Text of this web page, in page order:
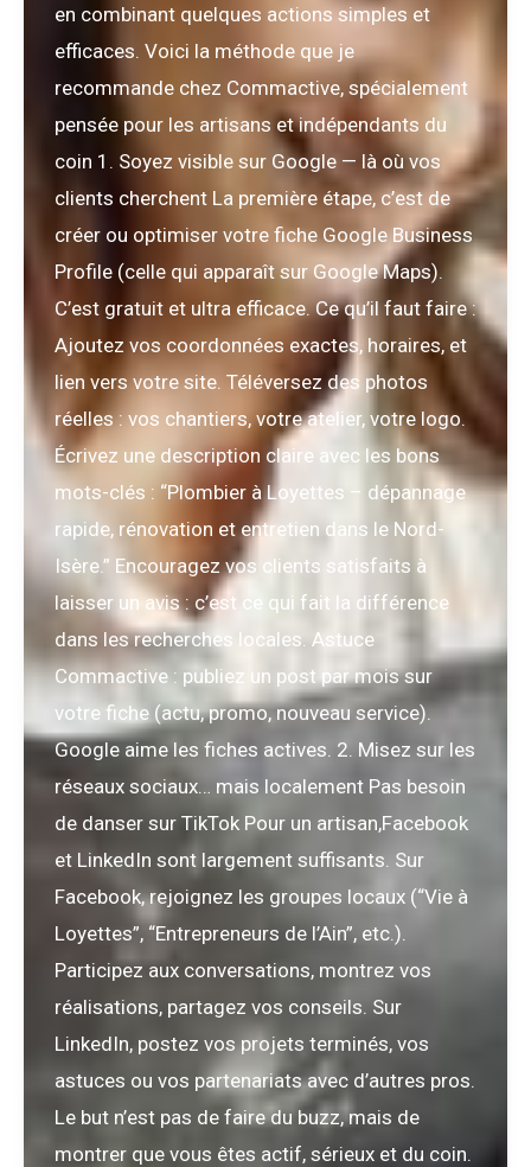
en combinant quelques actions simples et
efficaces. Voici la méthode que je
recommande chez Commactive, spécialement
pensée pour les artisans et indépendants du
coin 1. Soyez visible sur Google — là où vos
clients cherchent La première étape, c’est de
créer ou optimiser votre fiche Google Business
Profile (celle qui apparaît sur Google Maps).
C’est gratuit et ultra efficace. Ce qu’il faut faire :
Ajoutez vos coordonnées exactes, horaires, et
lien vers votre site. Téléversez des photos
réelles : vos chantiers, votre atelier, votre logo.
Écrivez une description claire avec les bons
mots-clés : “Plombier à Loyettes – dépannage
rapide, rénovation et entretien dans le Nord-
Isère.” Encouragez vos clients satisfaits à
laisser un avis : c’est ce qui fait la différence
dans les recherches locales. Astuce
Commactive : publiez un post par mois sur
votre fiche (actu, promo, nouveau service).
Google aime les fiches actives. 2. Misez sur les
réseaux sociaux… mais localement Pas besoin
de danser sur TikTok Pour un artisan,Facebook
et LinkedIn sont largement suffisants. Sur
Facebook, rejoignez les groupes locaux (“Vie à
Loyettes”, “Entrepreneurs de l’Ain”, etc.).
Participez aux conversations, montrez vos
réalisations, partagez vos conseils. Sur
LinkedIn, postez vos projets terminés, vos
astuces ou vos partenariats avec d’autres pros.
Le but n’est pas de faire du buzz, mais de
montrer que vous êtes actif, sérieux et du coin.